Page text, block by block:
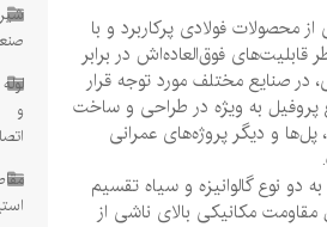
فولادی پرکاربرد و با
فوق‌العاده‌اش در برابر
مختلف مورد توجه قرار
به ویژه در طراحی و ساخت
دیگر پروژه‌های عمرانی
گالوانیزه و سیاه تقسیم
مکانیکی بالای ناشی از
شیرآلات